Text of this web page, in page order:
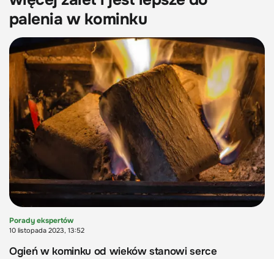
palenia w kominku
Porady ekspertów
10 listopada 2023, 13:52
Ogień w kominku od wieków stanowi serce